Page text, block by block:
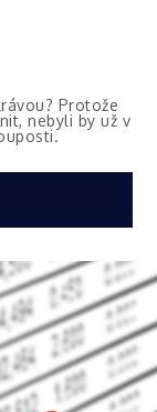
Protože
nebyli by už v